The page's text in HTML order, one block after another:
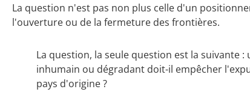
La question n'est pas non plus celle d'un
l'ouverture ou de la fermeture des frontières.
La question, la seule question est la
inhumain ou dégradant doit-il empêcher
pays d'origine ?